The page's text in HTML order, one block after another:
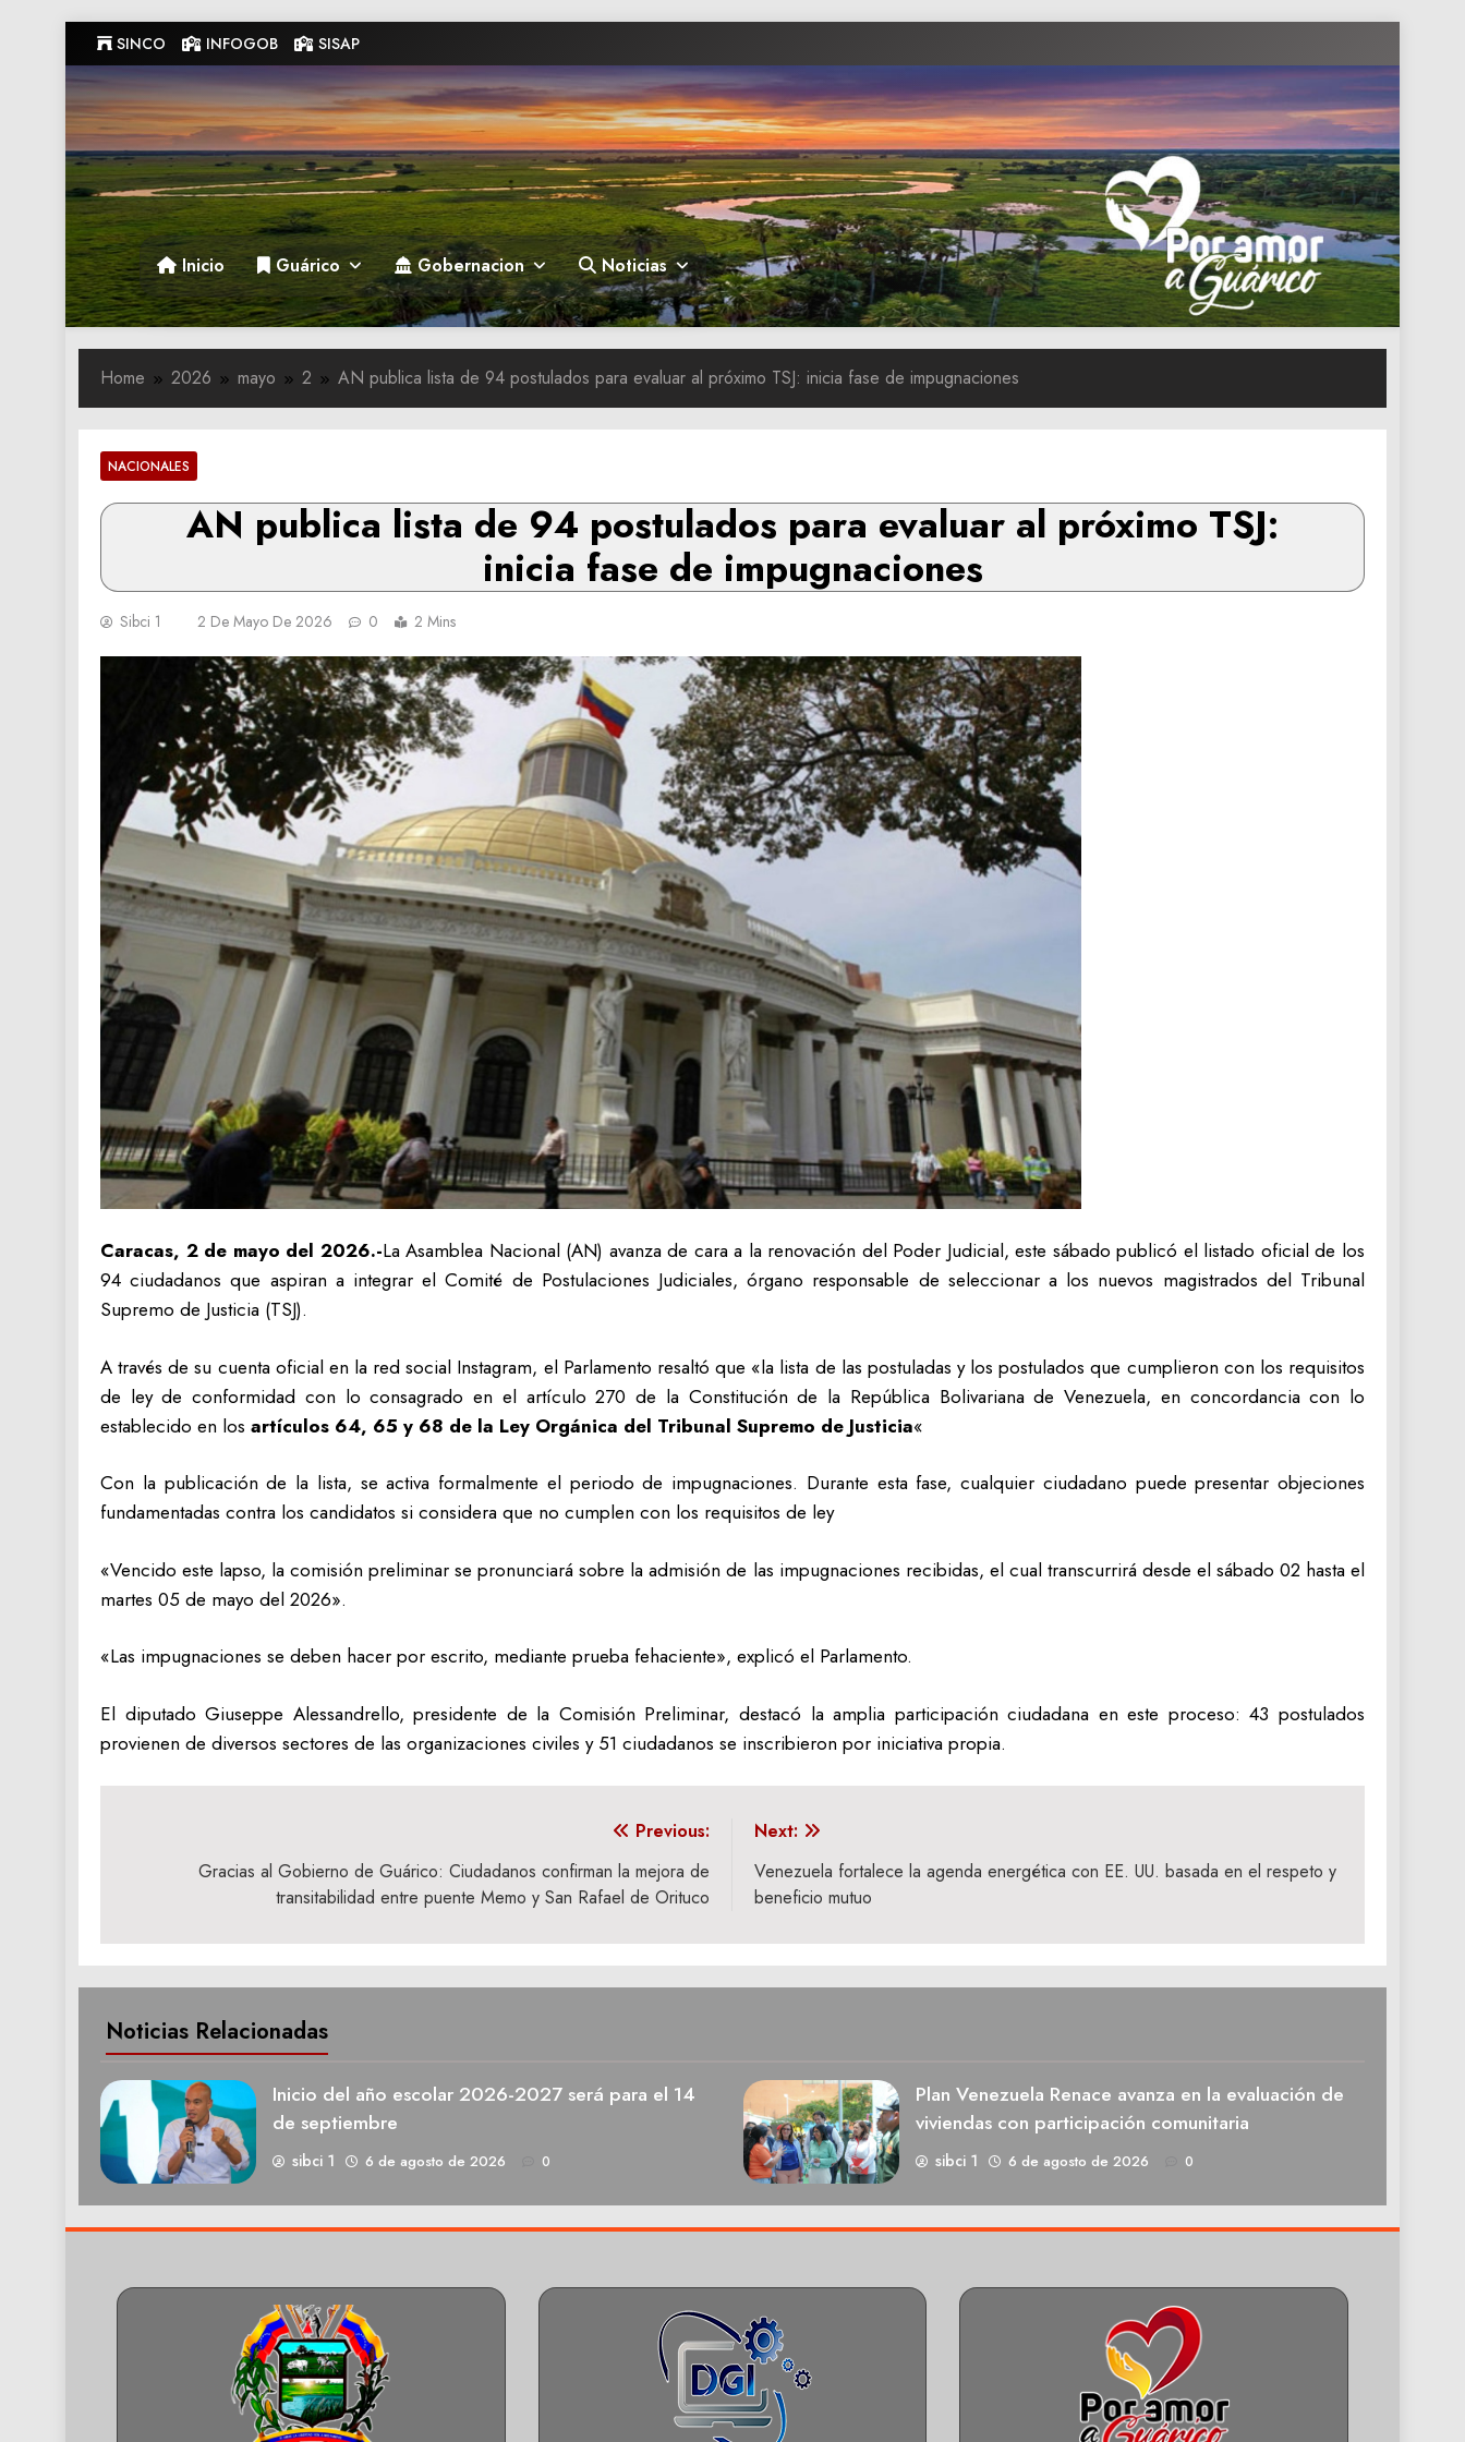
to
content
SINCO INFOGOB SISAP
Gobernacion de Guarico
Gobernacion de Guarico
Inicio Guárico Gobernacion Noticias
Home 2026 mayo 2 AN publica lista de 94 postulados para evaluar al próximo TSJ: inicia fase de impugnaciones
NACIONALES
AN publica lista de 94 postulados para evaluar al próximo TSJ:
inicia fase de impugnaciones
Sibci 1 2 De Mayo De 2026 0 2 Mins
Caracas, 2 de mayo del 2026.-La Asamblea Nacional (AN) avanza de cara a la renovación del Poder Judicial, este sábado publicó el listado oficial de los
94 ciudadanos que aspiran a integrar el Comité de Postulaciones Judiciales, órgano responsable de seleccionar a los nuevos magistrados del Tribunal
Supremo de Justicia (TSJ).
A través de su cuenta oficial en la red social Instagram, el Parlamento resaltó que «la lista de las postuladas y los postulados que cumplieron con los requisitos
de ley de conformidad con lo consagrado en el artículo 270 de la Constitución de la República Bolivariana de Venezuela, en concordancia con lo
establecido en los artículos 64, 65 y 68 de la Ley Orgánica del Tribunal Supremo de Justicia«
Con la publicación de la lista, se activa formalmente el periodo de impugnaciones. Durante esta fase, cualquier ciudadano puede presentar objeciones
fundamentadas contra los candidatos si considera que no cumplen con los requisitos de ley
«Vencido este lapso, la comisión preliminar se pronunciará sobre la admisión de las impugnaciones recibidas, el cual transcurrirá desde el sábado 02 hasta el
martes 05 de mayo del 2026».
«Las impugnaciones se deben hacer por escrito, mediante prueba fehaciente», explicó el Parlamento.
El diputado Giuseppe Alessandrello, presidente de la Comisión Preliminar, destacó la amplia participación ciudadana en este proceso: 43 postulados
provienen de diversos sectores de las organizaciones civiles y 51 ciudadanos se inscribieron por iniciativa propia.
Previous:
Gracias al Gobierno de Guárico: Ciudadanos confirman la mejora de
transitabilidad entre puente Memo y San Rafael de Orituco
Next:
Venezuela fortalece la agenda energética con EE. UU. basada en el respeto y
beneficio mutuo
Noticias Relacionadas
Inicio del año escolar 2026-2027 será para el 14
de septiembre
sibci 1 6 de agosto de 2026 0
Plan Venezuela Renace avanza en la evaluación de
viviendas con participación comunitaria
sibci 1 6 de agosto de 2026 0